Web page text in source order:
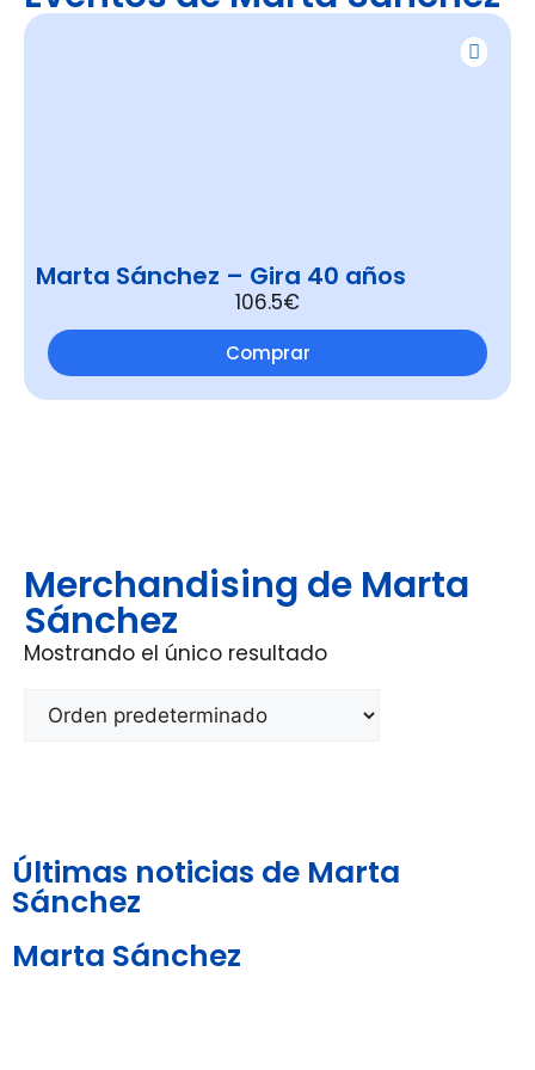
Marta Sánchez – Gira 40 años
106.5€
Comprar
Merchandising de Marta
Sánchez
Mostrando el único resultado
Últimas noticias de Marta
Sánchez
Marta Sánchez